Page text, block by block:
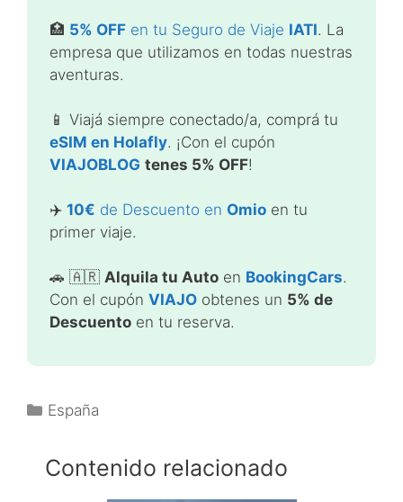
🏥 5% OFF en tu Seguro de Viaje IATI. La
empresa que utilizamos en todas nuestras
aventuras.
📱 Viajá siempre conectado/a, comprá tu
eSIM en Holafly. ¡Con el cupón
VIAJOBLOG tenes 5% OFF!
✈️ 10€ de Descuento en Omio en tu
primer viaje.
🚗 🇦🇷 Alquila tu Auto en BookingCars.
Con el cupón VIAJO obtenes un 5% de
Descuento en tu reserva.
Categorías
España
Contenido relacionado